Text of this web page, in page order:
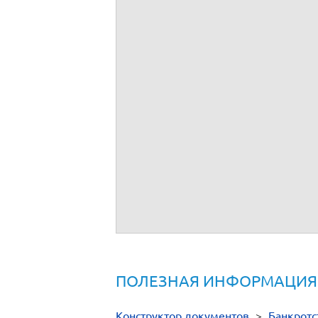
ПОЛЕЗНАЯ ИНФОРМАЦИЯ